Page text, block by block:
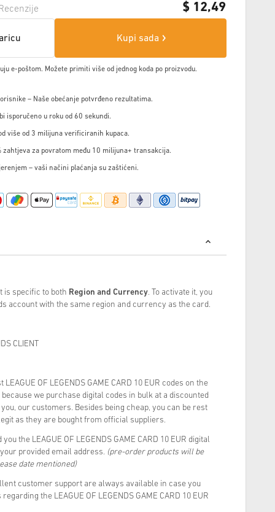
$ 12,49
Kupi sada
e-poštom. Možete primiti više od jednog koda po proizvodu.
– Naše obećanje potvrđeno rezultatima.
isporučeno u roku od 60 sekundi.
više od 3 milijuna verificiranih kupaca.
zahtjeva za povratom među 10 milijuna+ transakcija.
– vaši načini plaćanja su zaštićeni.
is specific to both Region and Currency. To activate it, you
account with the same region and currency as the card.
CLIENT
OF LEGENDS GAME CARD 10 EUR codes on the
we purchase digital codes in bulk at a discounted
our customers. Besides being cheap, you can be rest
as they are bought from official suppliers.
the LEAGUE OF LEGENDS GAME CARD 10 EUR digital
provided email address. (pre-order products will be
date mentioned)
customer support are always available in case you
the LEAGUE OF LEGENDS GAME CARD 10 EUR